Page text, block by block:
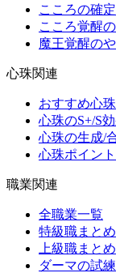
こころの確
こころ覚醒
魔王覚醒の
心珠関連
おすすめ心
心珠のS+/S
心珠の生成/
心珠ポイン
職業関連
全職業一覧
特級職まとめ
上級職まとめ
ダーマの試